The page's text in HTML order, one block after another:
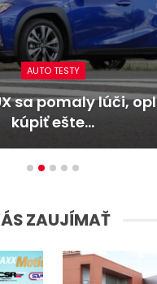
AUTO TESTY
Duster hybrid-G 150
Trojitý útok
ZAUJÍMAŤ